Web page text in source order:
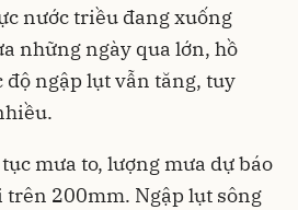
nước triều đang xuống
những ngày qua lớn, hồ
độ ngập lụt vẫn tăng, tuy
mưa to, lượng mưa dự báo
trên 200mm. Ngập lụt sông